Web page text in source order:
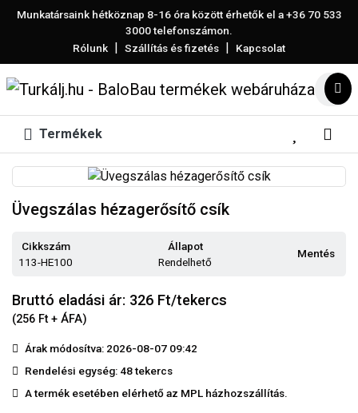
Munkatársaink hétköznap 8-16 óra között érhetők el a+36 70 533
3000telefonszámon.
Rólunk | Szállítás és fizetés | Kapcsolat
Termékek
Üvegszálas hézagerősítő csík
Cikkszám
113-HE100
Állapot
Rendelhető
Mentés
Bruttó eladási ár: 326 Ft/tekercs
(256 Ft + ÁFA)
Árak módosítva: 2026-08-07 09:42
Rendelési egység: 48 tekercs
A termék esetében elérhető az MPL házhozszállítás.